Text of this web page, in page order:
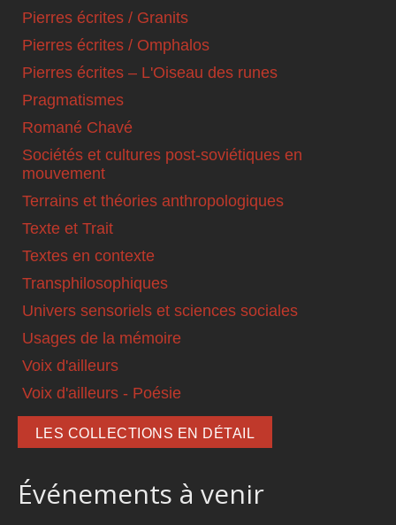
Pierres écrites / Granits
Pierres écrites / Omphalos
Pierres écrites – L'Oiseau des runes
Pragmatismes
Romané Chavé
Sociétés et cultures post-soviétiques en
mouvement
Terrains et théories anthropologiques
Texte et Trait
Textes en contexte
Transphilosophiques
Univers sensoriels et sciences sociales
Usages de la mémoire
Voix d'ailleurs
Voix d'ailleurs - Poésie
LES COLLECTIONS EN DÉTAIL
Événements à venir